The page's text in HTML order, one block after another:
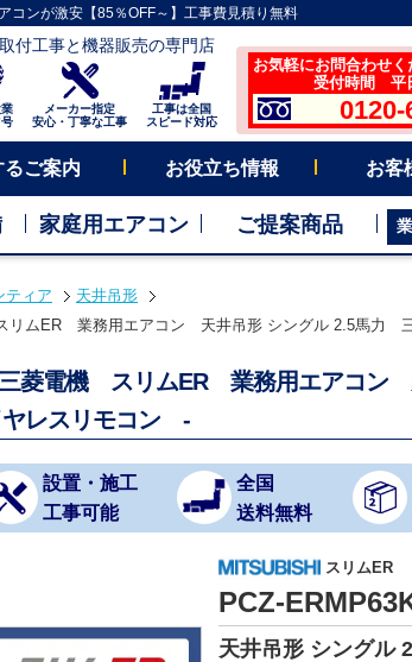
コンが激安【85％OFF～】工事費見積り無料
付工事と機器販売の専門店
メーカー指定
安心・丁寧な工事
工事は全国
スピード対応
お気軽にお問合わせく
受付時間 平
0120-
ご案内 お役立ち情報 お客
家庭用エアコン ご提案商品
ティア
天井吊形
ムER 業務用エアコン 天井吊形 シングル 2.5馬力 三
菱電機 スリムER 業務用エアコン
レスリモコン -
設置・施工
工事可能
全国
送料無料
スリムER
PCZ-
天井吊形 シングル